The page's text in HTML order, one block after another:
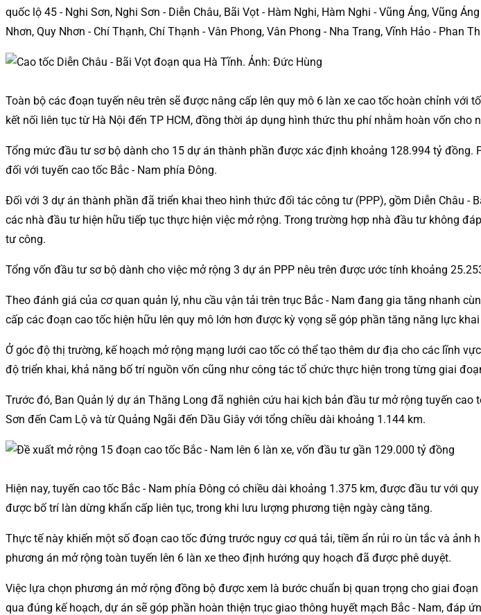
quốc lộ 45 - Nghi Sơn, Nghi Sơn - Diễn Châu, Bãi Vọt - Hàm Nghi, Hàm Nghi - Vũng Áng, Vũng
Nhơn, Quy Nhơn - Chí Thạnh, Chí Thạnh - Vân Phong, Vân Phong - Nha Trang, Vĩnh Hảo - Phan
Toàn bộ các đoạn tuyến nêu trên sẽ được nâng cấp lên quy mô 6 làn xe cao tốc hoàn chỉnh
kết nối liên tục từ Hà Nội đến TP HCM, đồng thời áp dụng hình thức thu phí nhằm hoàn vốn cho
Tổng mức đầu tư sơ bộ dành cho 15 dự án thành phần được xác định khoảng 128.994 tỷ
đối với tuyến cao tốc Bắc - Nam phía Đông.
Đối với 3 dự án thành phần đã triển khai theo hình thức đối tác công tư (PPP), gồm Diễn Châu -
các nhà đầu tư hiện hữu tiếp tục thực hiện việc mở rộng. Trong trường hợp nhà đầu tư không
tư công.
Tổng vốn đầu tư sơ bộ dành cho việc mở rộng 3 dự án PPP nêu trên được ước tính khoảng
Theo đánh giá của cơ quan quản lý, nhu cầu vận tải trên trục Bắc - Nam đang gia tăng nhanh
cấp các đoạn cao tốc hiện hữu lên quy mô lớn hơn được kỳ vọng sẽ góp phần tăng năng lực
Ở góc độ thị trường, kế hoạch mở rộng mạng lưới cao tốc có thể tạo thêm dư địa cho các lĩnh
độ triển khai, khả năng bố trí nguồn vốn cũng như công tác tổ chức thực hiện trong từng giai
Trước đó, Ban Quản lý dự án Thăng Long đã nghiên cứu hai kịch bản đầu tư mở rộng tuyến
Sơn đến Cam Lộ và từ Quảng Ngãi đến Dầu Giây với tổng chiều dài khoảng 1.144 km.
Hiện nay, tuyến cao tốc Bắc - Nam phía Đông có chiều dài khoảng 1.375 km, được đầu tư với
được bố trí làn dừng khẩn cấp liên tục, trong khi lưu lượng phương tiện ngày càng tăng.
Thực tế này khiến một số đoạn cao tốc đứng trước nguy cơ quá tải, tiềm ẩn rủi ro ùn tắc và
phương án mở rộng toàn tuyến lên 6 làn xe theo định hướng quy hoạch đã được phê duyệt.
Việc lựa chọn phương án mở rộng đồng bộ được xem là bước chuẩn bị quan trọng cho giai
qua đúng kế hoạch, dự án sẽ góp phần hoàn thiện trục giao thông huyết mạch Bắc - Nam, đáp